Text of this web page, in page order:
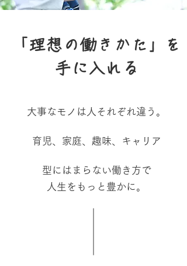
​「理想の働きかた」を
手に入れる
大事なモノは人それぞれ違う。
育児、家庭、趣味、キャリア
型にはまらない働き方で
人生をもっと豊かに。